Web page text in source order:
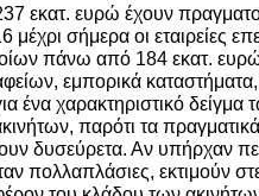
εκατ. ευρώ έχουν
μέχρι σήμερα οι εταιρείες
πάνω από 184 εκατ.
εμπορικά
ένα χαρακτηριστικό
παρότι τα πραγματικά
δυσεύρετα. Αν υπήρχαν
πολλαπλάσιες, εκτιμούν